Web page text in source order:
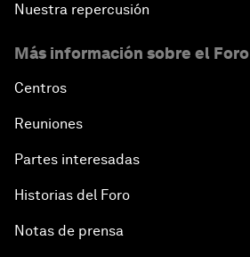
Nuestra repercusión
Más información sobre el Foro
Centros
Reuniones
Partes interesadas
Historias del Foro
Notas de prensa